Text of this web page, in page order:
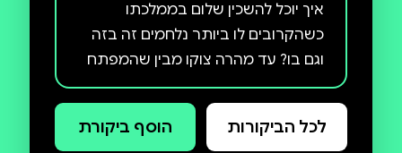
איך יוכל להשכין שלום בממלכתו
כשהקרובים לו ביותר נלחמים זה בזה
וגם בו? עד מהרה צוקו מבין שהמפתח
לכל הבעיות בביתו הוא אמא שלו,
שליטת האש, שנעלמה לפני שנים
רבות. אבל כדי למצוא אותה יהיה על
לכל הביקורות הוסף ביקורת